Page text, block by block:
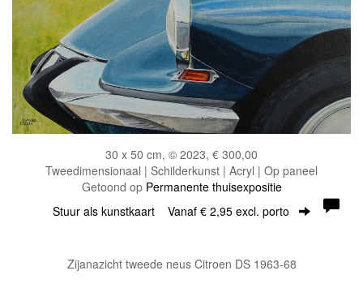
30 x 50 cm, © 2023, € 300,00
Tweedimensionaal | Schilderkunst | Acryl | Op paneel
Getoond op Permanente thuisexpositie
Stuur als kunstkaart Vanaf € 2,95 excl. porto
Zijanazicht tweede neus Citroen DS 1963-68